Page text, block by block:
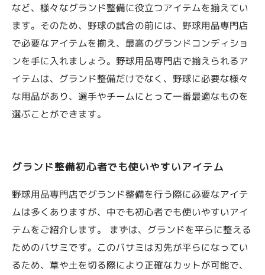
など、様々なグランド整備に役立つアイテムを揃えてい
ます。そのため、野球の試合の前には、野球用品専門店
で必要なアイテムを揃え、最高のグランドコンディショ
ンを手に入れましょう。野球用品専門店で揃えられるア
イテムは、グランド整備だけでなく、野球に必要な様々
な用品があり、選手やチームにとって一番最適なものを
選ぶことができます。
グランド整備初心者でも使いやすいアイテム
野球用品専門店でグランド整備を行う際に必要なアイテ
ムは多くありますが、中でも初心者でも使いやすいアイ
テムをご紹介します。 まずは、グランドを平らに整える
ためのバサミです。このバサミは刃先が平らになってい
るため、草や土を切る際により正確なカットが可能で、